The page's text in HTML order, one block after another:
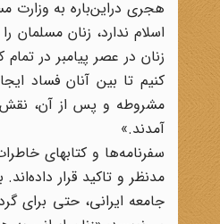
هجری‌ دراین‌باره به‌ وزارت‌
اسلام‌ ندارد، زنان‌ مسلمان‌
زنان‌ در عصر پیامبر در
کنیم‌ تا بین‌ آنان‌ فساد
مشروطه‌ و پس‌ از آن، نقش‌
آمدند.»
سفرنامه‌ها و کتابهای‌
مدنظر و تاکید قرار
جامعه ایرانی، حتی برای